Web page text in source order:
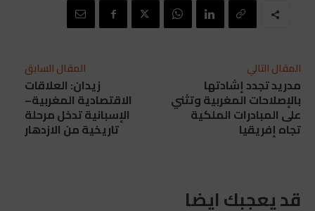
المقال السابق
زيدان: العلاقات
الاقتصادية المغربية–
الإسبانية تدخل مرحلة
تاريخية من الازدهار
المقال التالي
مدريد تجدد إشادتها
بالإصلاحات المغربية وتثني
على المبادرات الملكية
تجاه إفريقيا
قد يعجبك ايضا